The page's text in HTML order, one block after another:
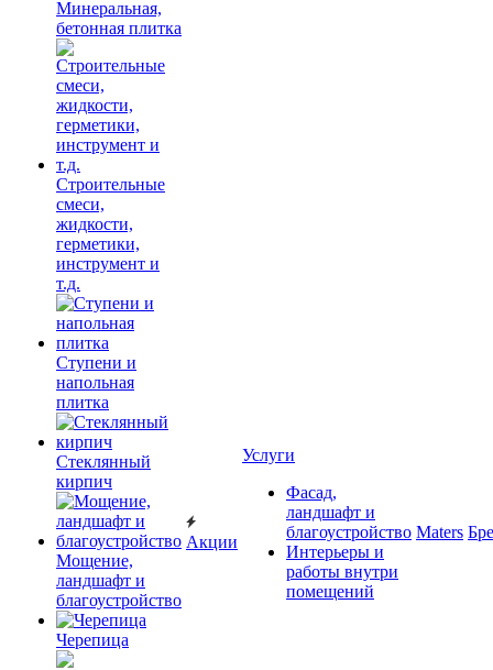
Минеральная,
бетонная плитка
Строительные
смеси,
жидкости,
герметики,
инструмент и
т.д.
Ступени и
напольная
плитка
Cтеклянный
кирпич
Мощение,
ландшафт и
благоустройство
Черепица
Акции
Услуги
Фасад,
ландшафт и
благоустройство
Интерьеры и
работы внутри
помещений
Maters